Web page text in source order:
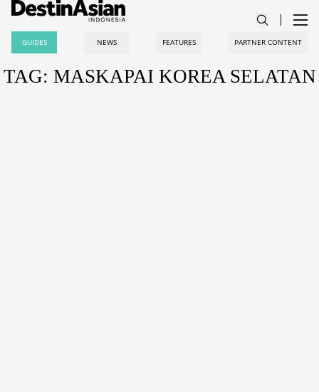
GUIDES NEWS FEATURES PARTNER CONTENT
TAG: MASKAPAI KOREA SELATAN